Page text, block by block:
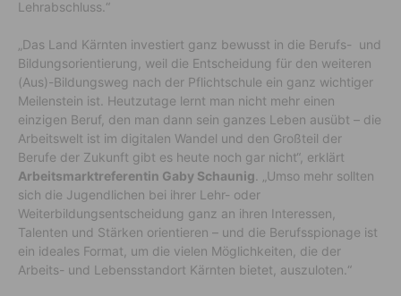
Lehrabschluss.“
„Das Land Kärnten investiert ganz bewusst in die Berufs- und
Bildungsorientierung, weil die Entscheidung für den weiteren
(Aus)-Bildungsweg nach der Pflichtschule ein ganz wichtiger
Meilenstein ist. Heutzutage lernt man nicht mehr einen
einzigen Beruf, den man dann sein ganzes Leben ausübt – die
Arbeitswelt ist im digitalen Wandel und den Großteil der
Berufe der Zukunft gibt es heute noch gar nicht“, erklärt
Arbeitsmarktreferentin Gaby Schaunig . „Umso mehr sollten
sich die Jugendlichen bei ihrer Lehr- oder
Weiterbildungsentscheidung ganz an ihren Interessen,
Talenten und Stärken orientieren – und die Berufsspionage ist
ein ideales Format, um die vielen Möglichkeiten, die der
Arbeits- und Lebensstandort Kärnten bietet, auszuloten.“